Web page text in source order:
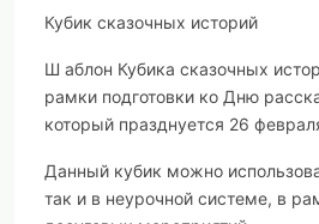
Кубик сказочных историй
Ш аблон Кубика сказочных
рамки подготовки ко Дню
который празднуется 26
Данный кубик можно
так и в неурочной системе, в